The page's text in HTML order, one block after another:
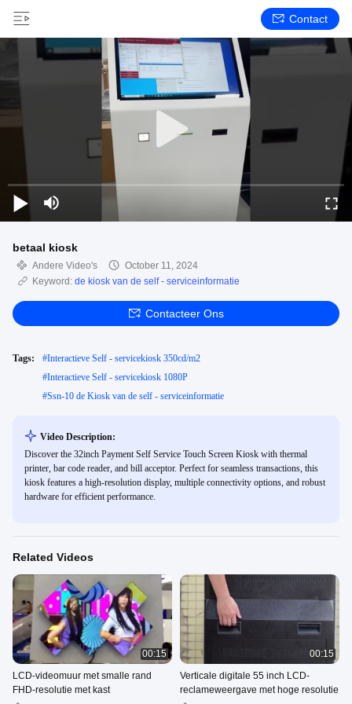
Contact
betaal kiosk
Andere Video's
October 11, 2024
Keyword: de kiosk van de self - serviceinformatie
Contacteer Ons
Tags: #Interactieve Self - servicekiosk 350cd/m2
#Interactieve Self - servicekiosk 1080P
#Ssn-10 de Kiosk van de self - serviceinformatie
Video Description:
Discover the 32inch Payment Self Service Touch Screen Kiosk with thermal
printer, bar code reader, and bill acceptor. Perfect for seamless transactions, this
kiosk features a high-resolution display, multiple connectivity options, and robust
hardware for efficient performance.
Related Videos
00:15
LCD-videomuur met smalle rand
FHD-resolutie met kast
00:15
Verticale digitale 55 inch LCD-
reclameweergave met hoge resolutie